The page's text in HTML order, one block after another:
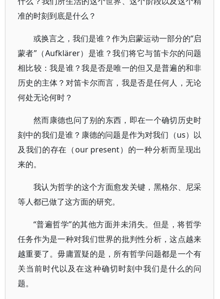
准的时刻到底是什么？
或换言之，我们是谁？作为启蒙运动一部分的“启
蒙者”（Aufklärer）是谁？我们将它与笛卡尔的问题
相比较：我是谁？我是否是唯一的但又是普遍的和非
历史的主体？对笛卡尔而言，我是否是任何人，无论
何处无论何时？
然而康德也问了别的东西，即在一个确切历史时
刻中的我们是谁？康德的问题是作为对我们（us）以
及我们的存在（our present）的一种分析而呈现出
来的。
我认为哲学的这个方面愈发关键，黑格尔、尼采
等人都已做了这方面的研究。
“普遍哲学”的其他方面并未消失。但是，将哲学
任务作为是一种对我们世界的批判性分析，这点越来
越重要了。毋庸置疑的是，所有哲学问题都是一个有
关当前时代以及在这种确切时刻中我们是什么的问
题。